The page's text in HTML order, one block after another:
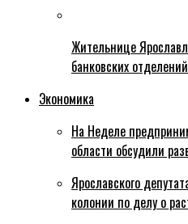
Жительнице
банковских отделений
Экономика
На Неделе
области обсудили
Ярославского
колонии по делу о